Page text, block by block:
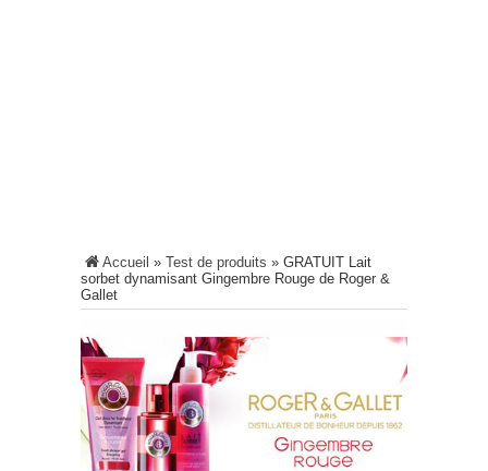
Accueil » Test de produits » GRATUIT Lait
sorbet dynamisant Gingembre Rouge de Roger &
Gallet